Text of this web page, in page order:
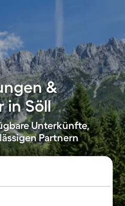
&
in Söll
Unterkünfte,
Partnern